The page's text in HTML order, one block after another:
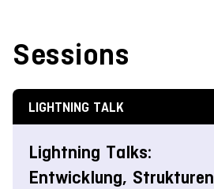
Sessions
LIGHTNING TALK
Lightning Talks:
Entwicklung, Strukturen